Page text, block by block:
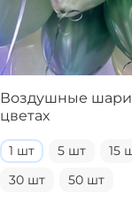
Воздушные
цветах
1 шт 5 шт 15
30 шт
50 шт